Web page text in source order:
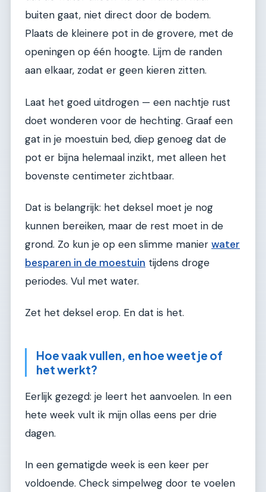
buiten gaat, niet direct door de bodem.
Plaats de kleinere pot in de grovere, met de
openingen op één hoogte. Lijm de randen
aan elkaar, zodat er geen kieren zitten.
Laat het goed uitdrogen — een nachtje rust
doet wonderen voor de hechting. Graaf een
gat in je moestuin bed, diep genoeg dat de
pot er bijna helemaal inzikt, met alleen het
bovenste centimeter zichtbaar.
Dat is belangrijk: het deksel moet je nog
kunnen bereiken, maar de rest moet in de
grond. Zo kun je op een slimme manier water
besparen in de moestuin tijdens droge
periodes. Vul met water.
Zet het deksel erop. En dat is het.
Hoe vaak vullen, en hoe weet je of
het werkt?
Eerlijk gezegd: je leert het aanvoelen. In een
hete week vult ik mijn ollas eens per drie
dagen.
In een gematigde week is een keer per
voldoende. Check simpelweg door te voelen